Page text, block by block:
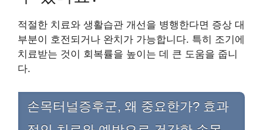
적절한 치료와 생활습관 개선을 병행한다면 증상 대
부분이 호전되거나 완치가 가능합니다. 특히 조기에
치료받는 것이 회복률을 높이는 데 큰 도움을 줍니
다.
손목터널증후군, 왜 중요한가? 효과